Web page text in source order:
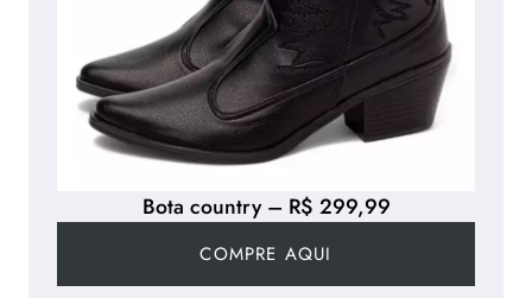
Bota country – R$ 299,99
COMPRE AQUI